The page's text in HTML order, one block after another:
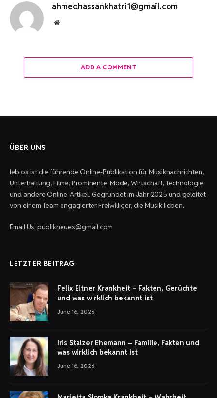
ahmedhassankhatri1@gmail.com
Website
ADD A COMMENT
ÜBER UNS
lebios ist die führende Online-Publikation für Musiknachrichten,
Unterhaltung, Filme, Prominente, Mode, Wirtschaft, Technologie
und andere Online-Artikel. Gegründet im Jahr 2025 und geleitet
von einem Team engagierter Freiwilliger, die Musik lieben.
Email Us: publikneues@gmail.com
LETZTER BEITRAG
Felix Eitner Krankheit – Fakten, Gerüchte
und was wirklich bekannt ist
June 16, 2026
Iris Stalzer Ehemann – Familie, Fakten und
was wirklich bekannt ist
June 16, 2026